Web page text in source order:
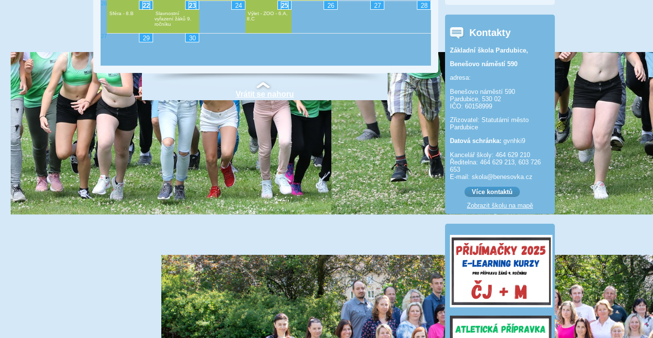
26 22
Sféra - 8.B
23
Slavnostní
vyřazení žáků 9.
ročníku
24 25
Výlet - ZOO - 6.A,
8.C
26 27 28
27 29 30
Vrátit se nahoru
Kontakty
Základní škola Pardubice,
Benešovo náměstí 590
adresa:
Benešovo náměstí 590
Pardubice, 530 02
IČO: 60158999
Zřizovatel: Statutární město
Pardubice
Datová schránka: gvnhki9
Kancelář školy: 464 629 210
Ředitelna: 464 629 213, 603 726
653
E-mail: skola@benesov­ka.cz
Více kontaktů
Zobrazit školu na mapě